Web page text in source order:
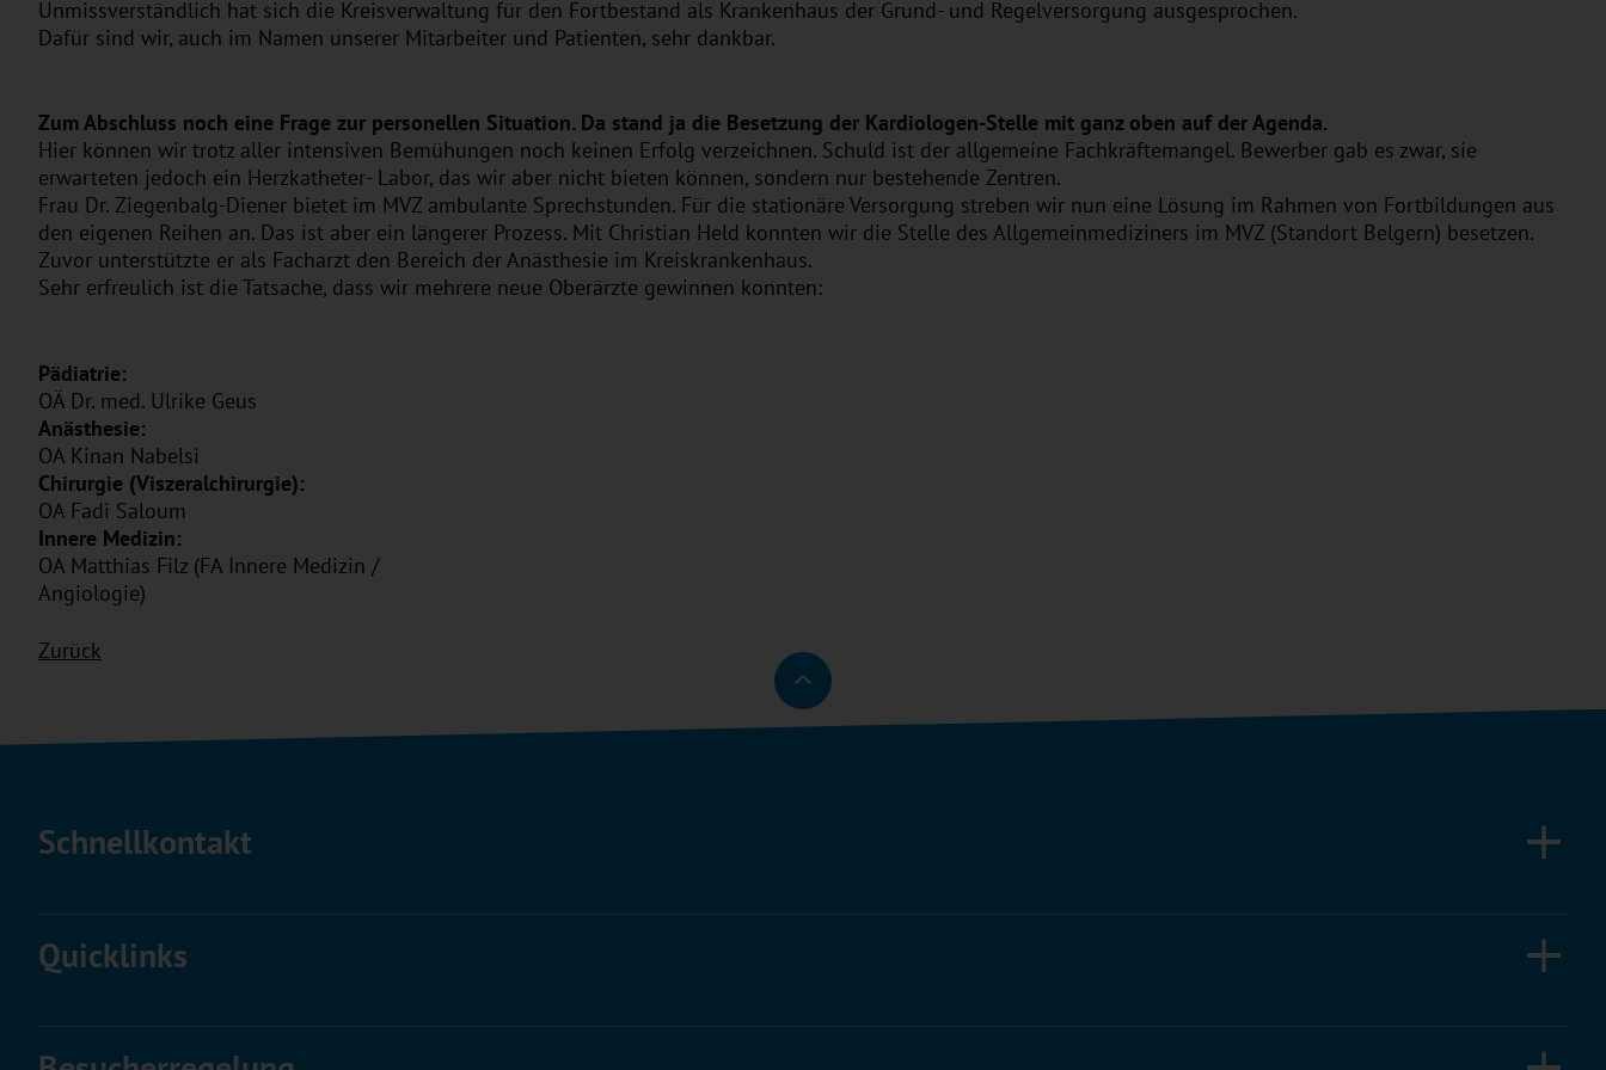
Unmissverständlich hat sich die Kreisverwaltung für den Fortbestand als Krankenhaus der Grund- und Regelversorgung ausgesprochen.
Dafür sind wir, auch im Namen unserer Mitarbeiter und Patienten, sehr dankbar.
Zum Abschluss noch eine Frage zur personellen Situation. Da stand ja die Besetzung der Kardiologen-Stelle mit ganz oben auf der Agenda.
Hier können wir trotz aller intensiven Bemühungen noch keinen Erfolg verzeichnen. Schuld ist der allgemeine Fachkräftemangel. Bewerber gab es zwar, sie
erwarteten jedoch ein Herzkatheter- Labor, das wir aber nicht bieten können, sondern nur bestehende Zentren.
Frau Dr. Ziegenbalg-Diener bietet im MVZ ambulante Sprechstunden. Für die stationäre Versorgung streben wir nun eine Lösung im Rahmen von Fortbildungen aus
den eigenen Reihen an. Das ist aber ein längerer Prozess. Mit Christian Held konnten wir die Stelle des Allgemeinmediziners im MVZ (Standort Belgern) besetzen.
Zuvor unterstützte er als Facharzt den Bereich der Anästhesie im Kreiskrankenhaus.
Sehr erfreulich ist die Tatsache, dass wir mehrere neue Oberärzte gewinnen konnten:
Pädiatrie:
OÄ Dr. med. Ulrike Geus
Anästhesie:
OA Kinan Nabelsi
Chirurgie (Viszeralchirurgie):
OA Fadi Saloum
Innere Medizin:
OA Matthias Filz (FA Innere Medizin /
Angiologie)
Zurück
Schnellkontakt
Quicklinks